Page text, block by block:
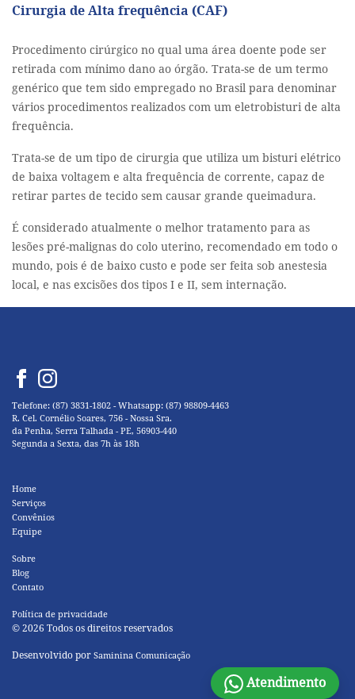
Cirurgia de Alta frequência (CAF)
Procedimento cirúrgico no qual uma área doente pode ser
retirada com mínimo dano ao órgão. Trata-se de um termo
genérico que tem sido empregado no Brasil para denominar
vários procedimentos realizados com um eletrobisturi de alta
frequência.
Trata-se de um tipo de cirurgia que utiliza um bisturi elétrico
de baixa voltagem e alta frequência de corrente, capaz de
retirar partes de tecido sem causar grande queimadura.
É considerado atualmente o melhor tratamento para as
lesões pré-malignas do colo uterino, recomendado em todo o
mundo, pois é de baixo custo e pode ser feita sob anestesia
local, e nas excisões dos tipos I e II, sem internação.
Telefone: (87) 3831-1802 - Whatsapp: (87) 98809-4463
R. Cel. Cornélio Soares, 756 - Nossa Sra.
da Penha, Serra Talhada - PE, 56903-440
Segunda a Sexta, das 7h às 18h
Home
Serviços
Convênios
Equipe
Sobre
Blog
Contato
Política de privacidade
© 2026 Todos os direitos reservados
Desenvolvido por Saminina Comunicação
Atendimento